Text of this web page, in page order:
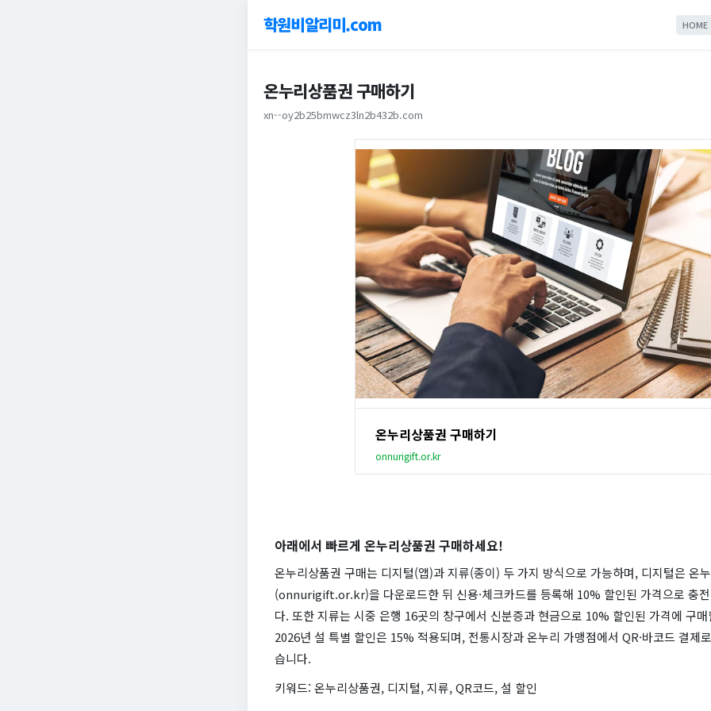
학원비알리미.com HOME
온누리상품권 구매하기
xn--oy2b25bmwcz3ln2b432b.com
온누리상품권 구매하기
onnurigift.or.kr
아래에서 빠르게 온누리상품권 구매하세요!
온누리상품권 구매는 디지털(앱)과 지류(종이) 두 가지 방식으로 가능하며, 디지털은 온
(onnurigift.or.kr)을 다운로드한 뒤 신용·체크카드를 등록해 10% 할인된 가격으로 충
다. 또한 지류는 시중 은행 16곳의 창구에서 신분증과 현금으로 10% 할인된 가격에 구
2026년 설 특별 할인은 15% 적용되며, 전통시장과 온누리 가맹점에서 QR·바코드 결제
습니다.
키워드: 온누리상품권, 디지털, 지류, QR코드, 설 할인